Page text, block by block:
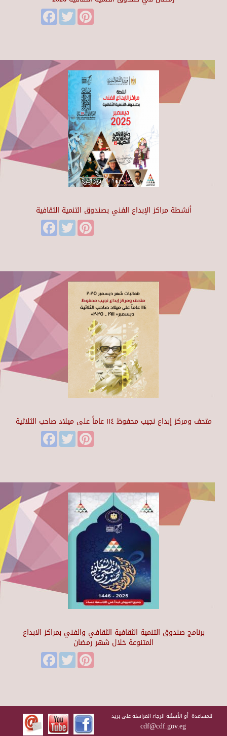
FacebookTwitter
أنشطة مراكز الإبداع الفني بصندوق التنمية الثقافية
FacebookTwitter
متحف ومركز إبداع نجيب محفوظ ١١٤ عاماً على ميلاد صاحب الثلاثية
FacebookTwitter
برنامج صندوق التنمية الثقافية الثقافي والفني بمراكز الابداع
المتنوعة خلال شهر رمضان
FacebookTwitter
للمساعدة أو الأسئلة الرجاء المراسلة على بريد
cdf@cdf.gov.eg